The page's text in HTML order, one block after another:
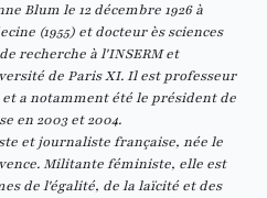
Blum le 12 décembre 1926 à
(1955) et docteur ès sciences
recherche à l'INSERM et
de Paris XI. Il est professeur
a notamment été le président de
en 2003 et 2004.
et journaliste française, née le
Militante féministe, elle est
de l'égalité, de la laïcité et des